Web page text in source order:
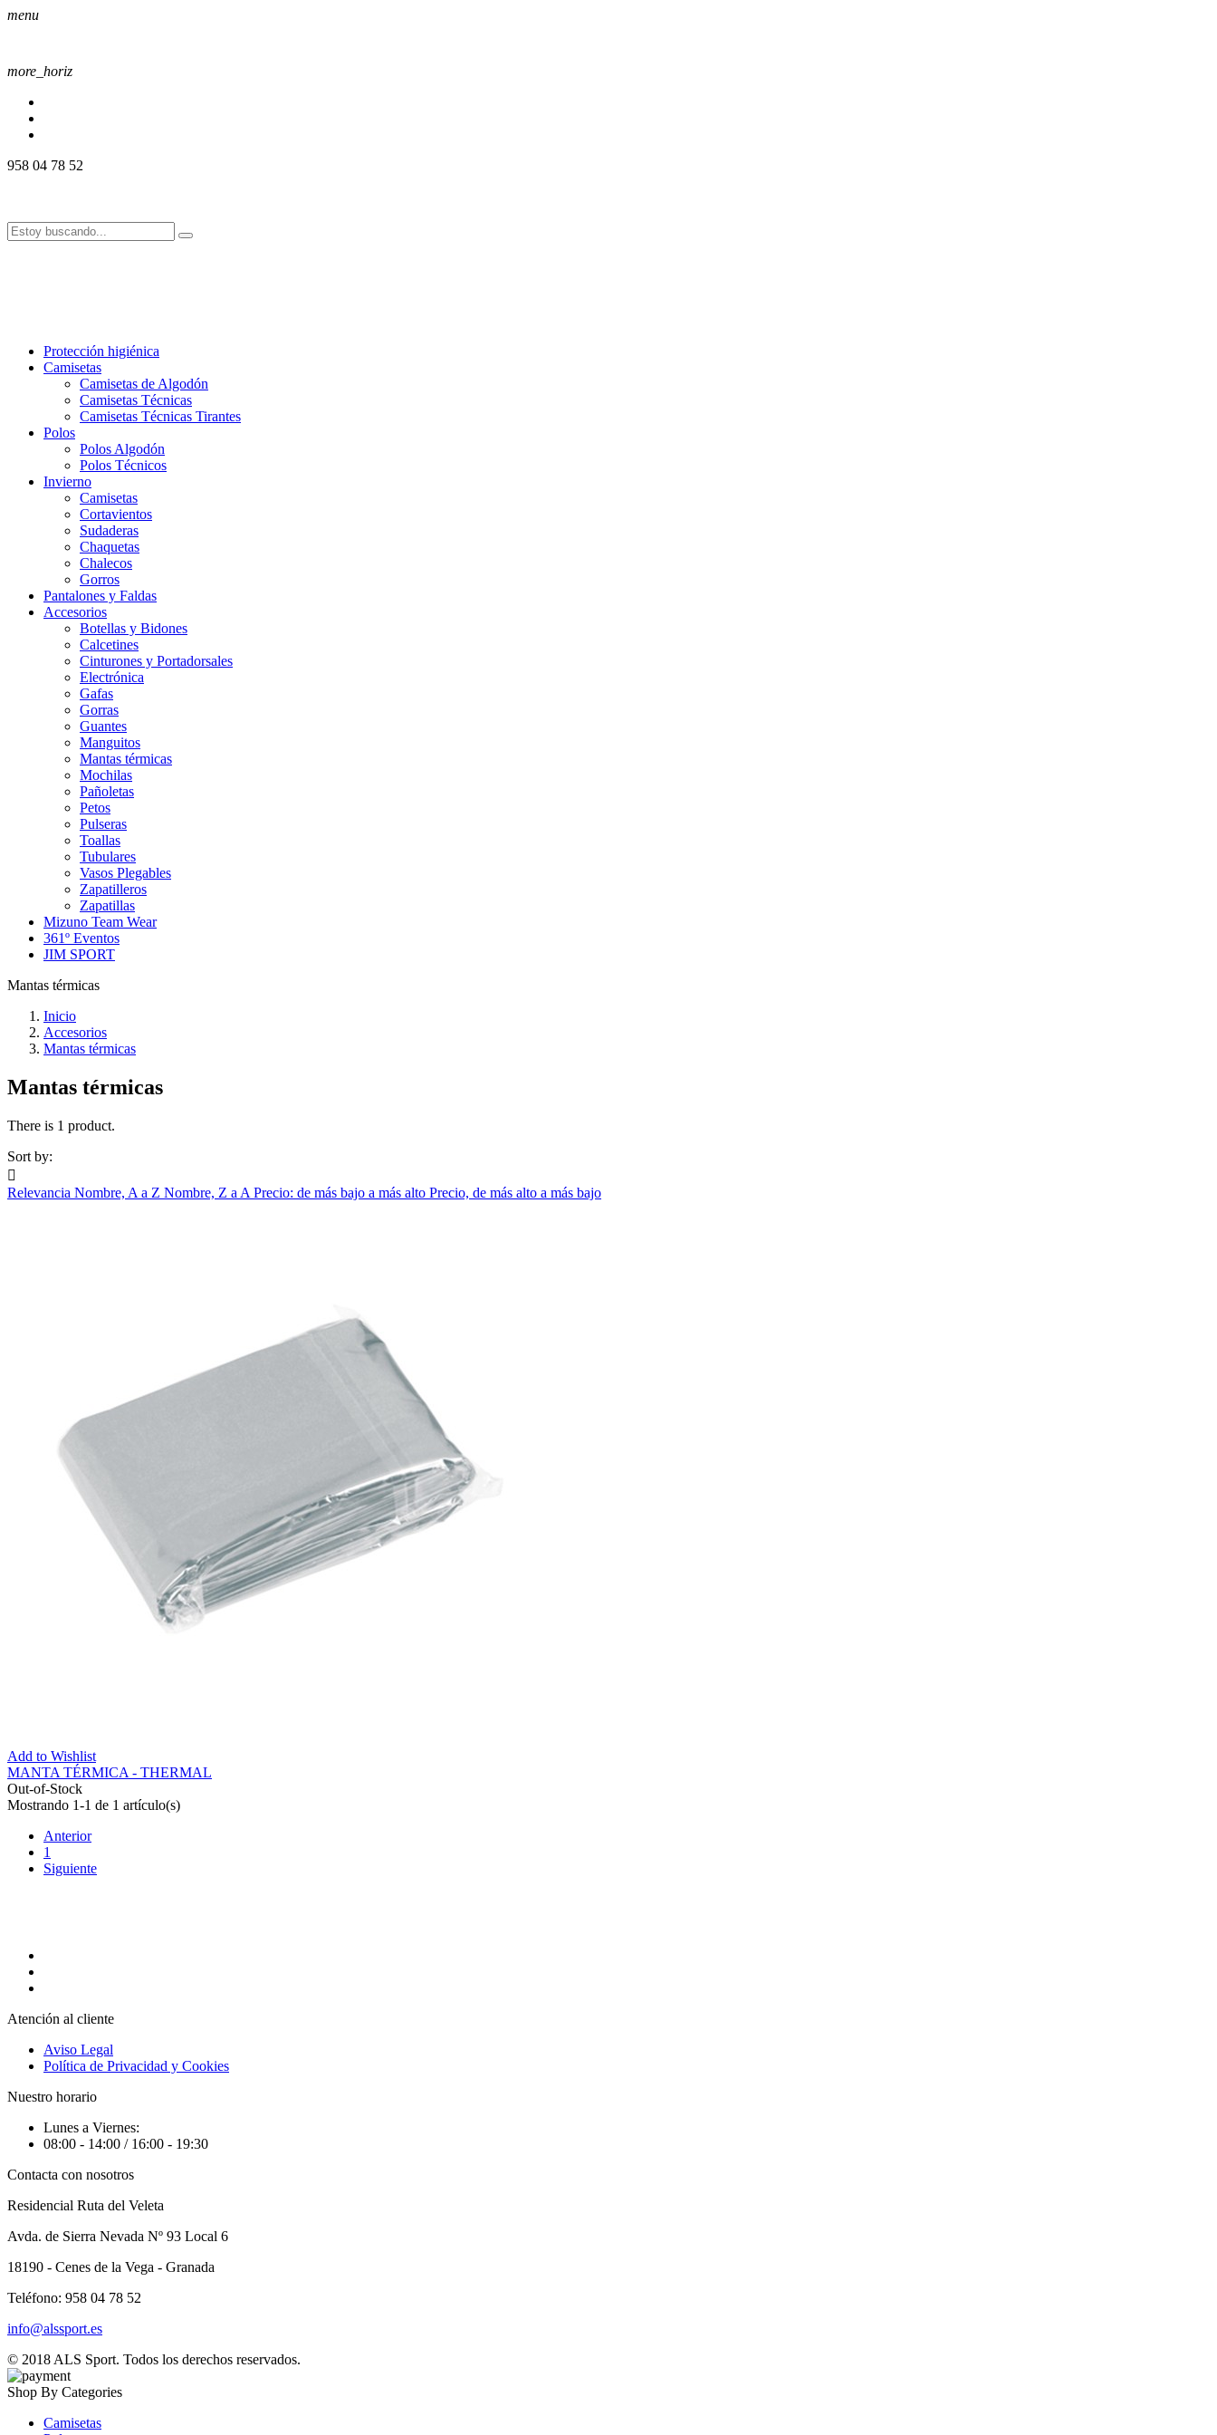
menu
more_horiz
958 04 78 52
Protección higiénica
Camisetas
Camisetas de Algodón
Camisetas Técnicas
Camisetas Técnicas Tirantes
Polos
Polos Algodón
Polos Técnicos
Invierno
Camisetas
Cortavientos
Sudaderas
Chaquetas
Chalecos
Gorros
Pantalones y Faldas
Accesorios
Botellas y Bidones
Calcetines
Cinturones y Portadorsales
Electrónica
Gafas
Gorras
Guantes
Manguitos
Mantas térmicas
Mochilas
Pañoletas
Petos
Pulseras
Toallas
Tubulares
Vasos Plegables
Zapatilleros
Zapatillas
Mizuno Team Wear
361º Eventos
JIM SPORT
Mantas térmicas
Inicio
Accesorios
Mantas térmicas
Mantas térmicas
There is 1 product.
Sort by:

Relevancia Nombre, A a Z Nombre, Z a A Precio: de más bajo a más alto Precio, de más alto a más bajo
Add to Wishlist
MANTA TÉRMICA - THERMAL
Out-of-Stock
Mostrando 1-1 de 1 artículo(s)
Anterior
1
Siguiente
Atención al cliente
Aviso Legal
Política de Privacidad y Cookies
Nuestro horario
Lunes a Viernes:
08:00 - 14:00 / 16:00 - 19:30
Contacta con nosotros
Residencial Ruta del Veleta
Avda. de Sierra Nevada Nº 93 Local 6
18190 - Cenes de la Vega - Granada
Teléfono: 958 04 78 52
info@alssport.es
© 2018 ALS Sport. Todos los derechos reservados.
Shop By Categories
Camisetas